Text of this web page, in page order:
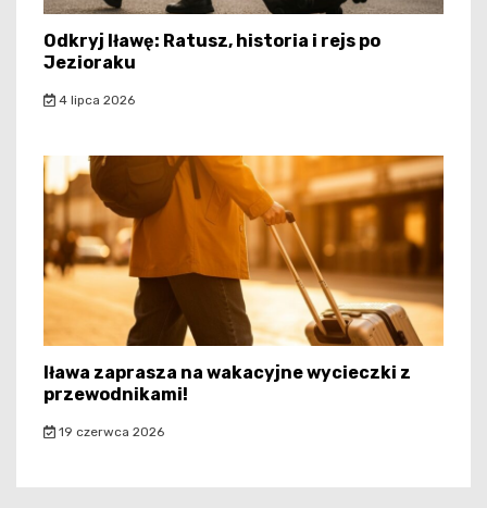
Odkryj Iławę: Ratusz, historia i rejs po
Jezioraku
4 lipca 2026
Iława zaprasza na wakacyjne wycieczki z
przewodnikami!
19 czerwca 2026